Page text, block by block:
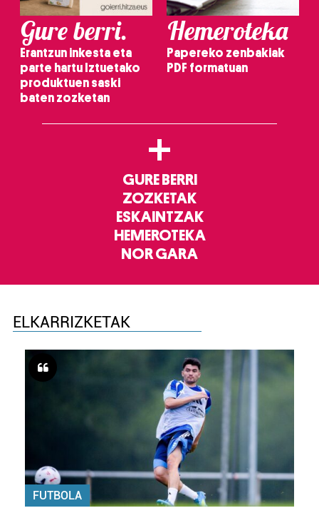
Gure berri.
Erantzun inkesta eta
parte hartu Iztuetako
produktuen saski
baten zozketan
Hemeroteka
Papereko zenbakiak
PDF formatuan
+
GURE BERRI
ZOZKETAK
ESKAINTZAK
HEMEROTEKA
NOR GARA
ELKARRIZKETAK
FUTBOLA